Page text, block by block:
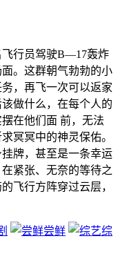
飞行员驾驶B—17轰炸
。这群朝气勃勃的小
，再飞一次可以返家
做什么，在每个人的
在他们面 前，无法
冥冥中的神灵保佑。
牌，甚至是一条幸运
紧张、无奈的等待之
飞行方阵穿过云层，
尝鲜
综